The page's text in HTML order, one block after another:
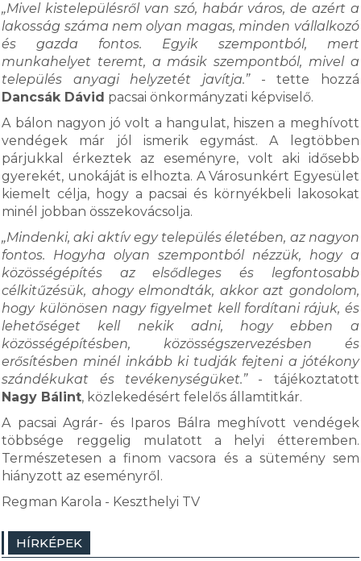
„Mivel kistelepülésről van szó, habár város, de azért a
lakosság száma nem olyan magas, minden vállalkozó
és gazda fontos. Egyik szempontból, mert
munkahelyet teremt, a másik szempontból, mivel a
település anyagi helyzetét javítja.”- tette hozzá
Dancsák Dávid pacsai önkormányzati képviselő.
A bálon nagyon jó volt a hangulat, hiszen a meghívott
vendégek már jól ismerik egymást. A legtöbben
párjukkal érkeztek az eseményre, volt aki idősebb
gyerekét, unokáját is elhozta. A Városunkért Egyesület
kiemelt célja, hogy a pacsai és környékbeli lakosokat
minél jobban összekovácsolja.
„Mindenki, aki aktív egy település életében, az nagyon
fontos. Hogyha olyan szempontból nézzük, hogy a
közösségépítés az elsődleges és legfontosabb
célkitűzésük, ahogy elmondták, akkor azt gondolom,
hogy különösen nagy figyelmet kell fordítani rájuk, és
lehetőséget kell nekik adni, hogy ebben a
közösségépítésben, közösségszervezésben és
erősítésben minél inkább ki tudják fejteni a jótékony
szándékukat és tevékenységüket.”- tájékoztatott
Nagy Bálint, közlekedésért felelős államtitkár.
A pacsai Agrár- és Iparos Bálra meghívott vendégek
többsége reggelig mulatott a helyi étteremben.
Természetesen a finom vacsora és a sütemény sem
hiányzott az eseményről.
Regman Karola - Keszthelyi TV
HÍRKÉPEK